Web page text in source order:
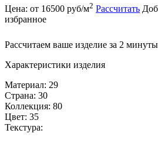
Цена: от 16500 руб/м2 Рассчитать
избранное
Рассчитаем ваше изделие за 2 минуты
Характеристики изделия
Материал: 29
Страна: 30
Коллекция: 80
Цвет: 35
Текстура: